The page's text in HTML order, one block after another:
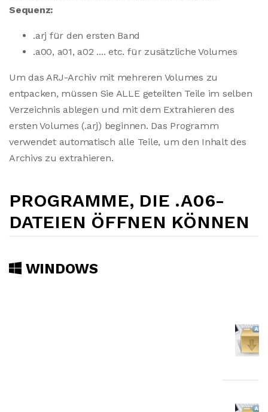
Sequenz:
.arj für den ersten Band
.a00, a01, a02 .... etc. für zusätzliche Volumes
Um das ARJ-Archiv mit mehreren Volumes zu
entpacken, müssen Sie ALLE geteilten Teile im selben
Verzeichnis ablegen und mit dem Extrahieren des
ersten Volumes (.arj) beginnen. Das Programm
verwendet automatisch alle Teile, um den Inhalt des
Archivs zu extrahieren.
PROGRAMME, DIE .A06-
DATEIEN ÖFFNEN KÖNNEN
WINDOWS